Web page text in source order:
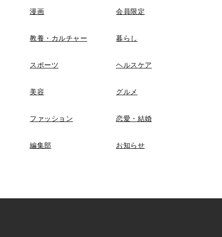
漫画 会員限定
教養・カルチャー 暮らし
スポーツ ヘルスケア
美容 グルメ
ファッション 恋愛・結婚
編集部 お知らせ